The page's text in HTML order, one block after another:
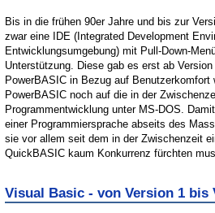
Bis in die frühen 90er Jahre und bis zur
zwar eine IDE (Integrated Development
Entwicklungsumgebung) mit Pull-Down-
Unterstützung. Diese gab es erst ab
PowerBASIC in Bezug auf
PowerBASIC noch auf die in der
Programmentwicklung unter MS-DOS.
einer Programmiersprache abseits des
sie vor allem seit dem in der Zwischenzeit
QuickBASIC kaum Konkurrenz fürchten
Visual Basic - von Version 1 bis